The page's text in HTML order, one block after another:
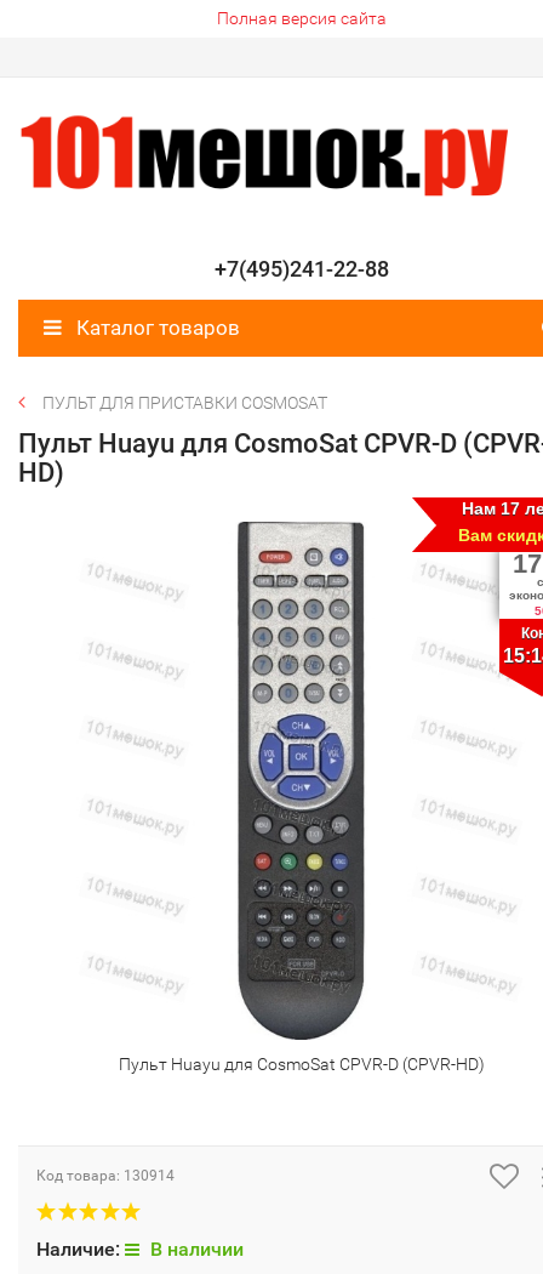
Полная версия сайта
+7(495)241-22-88
Каталог товаров
ПУЛЬТ ДЛЯ ПРИСТАВКИ COSMOSAT
Пульт Huayu для CosmoSat CPVR-D
HD)
Пульт Huayu для CosmoSat CPVR-D (CPVR-HD)
Нам 17
Вам
17
Код товара: 130914
Наличие: В наличии